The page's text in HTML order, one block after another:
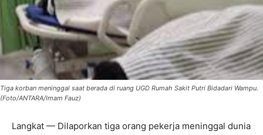
Tiga korban meninggal saat berada di ruang UGD Rumah Sakit Putri Bidadari Wampu.
(Foto/ANTARA/Imam Fauz)
Langkat — Dilaporkan tiga orang pekerja meninggal dunia